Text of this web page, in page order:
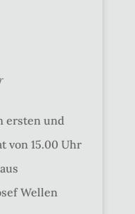
ersten und
von 15.00 Uhr
Wellen